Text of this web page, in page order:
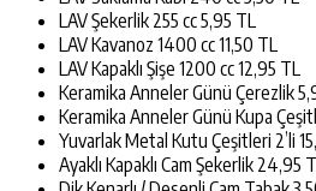
LAV Şekerlik 255 cc 5,95 TL
LAV Kavanoz 1400 cc 11,50 TL
LAV Kapaklı Şişe 1200 cc 12,95 TL
Keramika Anneler Günü Çerezlik
Keramika Anneler Günü Kupa
Yuvarlak Metal Kutu Çeşitleri 2’li
Ayaklı Kapaklı Cam Şekerlik 24,95